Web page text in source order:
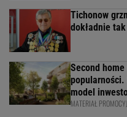
Tichonow
dokładnie
Second
popularności.
model
MATERIAŁ